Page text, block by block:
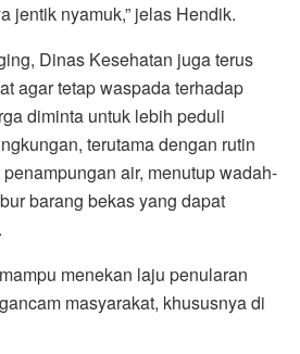
jentik nyamuk,” jelas Hendik.
Dinas Kesehatan juga terus
agar tetap waspada terhadap
diminta untuk lebih peduli
terutama dengan rutin
air, menutup wadah-
barang bekas yang dapat
menekan laju penularan
masyarakat, khususnya di